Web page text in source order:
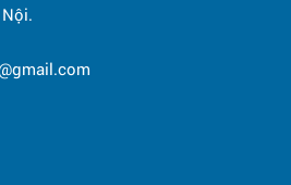
2025 – CƠ HỘI HẤP DẪN
ĐẠI LÝ